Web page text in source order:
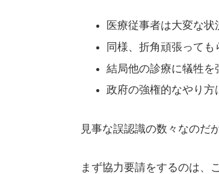
医療従事者は大変な
同様、折角頑張って
結局他の診療に犠牲
政府の強権的なやり方
見事な誤認識の数々なのだ
まず協力要請をするのは、